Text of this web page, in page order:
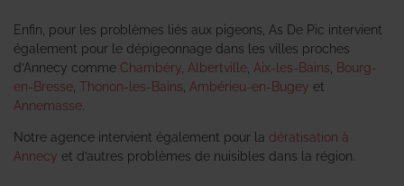
Enfin, pour les problèmes liés aux pigeons, As De Pic intervient
également pour le dépigeonnage dans les villes proches
d’Annecy comme Chambéry Albertville Aix-les-Bains
Bourg-
en-Bresse Thonon-les-Bains Ambérieu-en-Bugey et
Annemasse
Notre agence intervient également pour la dératisation à
Annecy et d’autres problèmes de nuisibles dans la région.